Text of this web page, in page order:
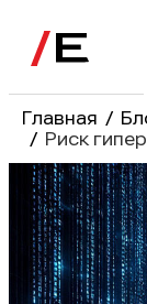
Главная /
/ Риск